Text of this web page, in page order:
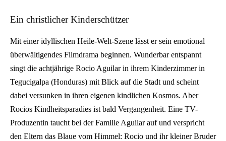
Ein christlicher Kinderschützer
Mit einer idyllischen Heile-Welt-Szene lässt er sein emotional
überwältigendes Filmdrama beginnen. Wunderbar entspannt
singt die achtjährige Rocio Aguilar in ihrem Kinderzimmer in
Tegucigalpa (Honduras) mit Blick auf die Stadt und scheint
dabei versunken in ihren eigenen kindlichen Kosmos. Aber
Rocios Kindheitsparadies ist bald Vergangenheit. Eine TV-
Produzentin taucht bei der Familie Aguilar auf und verspricht
den Eltern das Blaue vom Himmel: Rocio und ihr kleiner Bruder